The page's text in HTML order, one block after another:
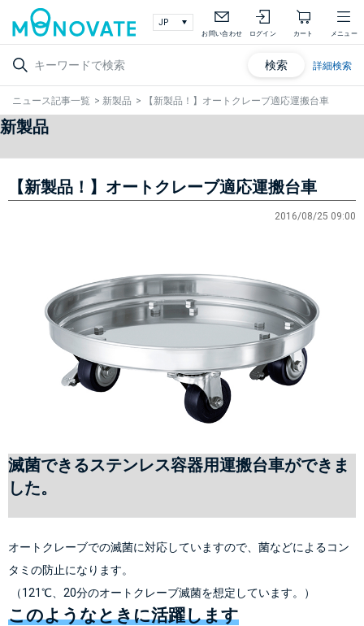
お問い合わせ ログイン カート メニュー
検索 詳細検索
ニュース記事一覧 > 新製品 > 【新製品！】オートクレーブ適応運搬台車
新製品
【新製品！】オートクレーブ適応運搬台車
2016/08/25 09:00
滅菌できるステンレス容器用運搬台車ができま
した。
オートクレーブでの滅菌に対応していますので、菌などによるコン
タミの防止になります。
（121℃、20分のオートクレーブ滅菌を想定しています。）
このようなときに活躍します